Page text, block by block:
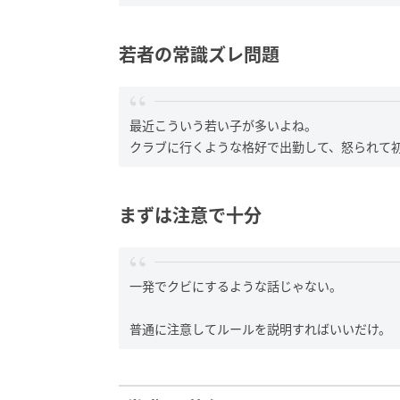
若者の常識ズレ問題
最近こういう若い子が多いよね。
クラブに行くような格好で出勤して、怒られて
まずは注意で十分
一発でクビにするような話じゃない。
普通に注意してルールを説明すればいいだけ。